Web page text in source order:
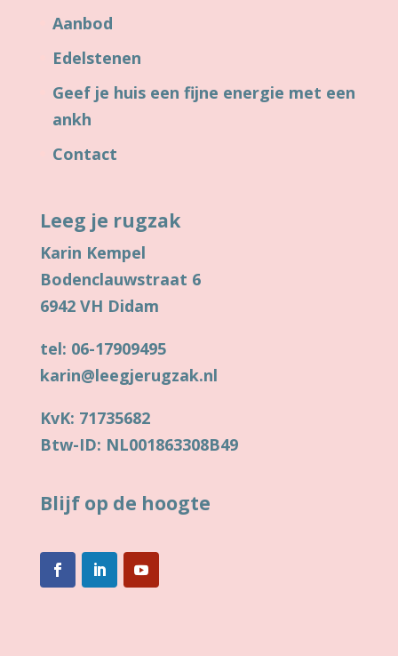
Aanbod
Edelstenen
Geef je huis een fijne energie met een
ankh
Contact
Leeg je rugzak
Karin Kempel
Bodenclauwstraat 6
6942 VH Didam
tel: 06-17909495
karin@leegjerugzak.nl
KvK: 71735682
Btw-ID: NL001863308B49
Blijf op de hoogte